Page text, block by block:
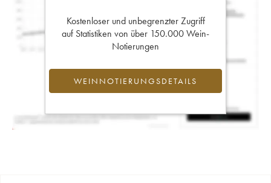
Kostenloser und unbegrenzter Zugriff
auf Statistiken von über 150.000 Wein-
Notierungen
WEINNOTIERUNGSDETAILS